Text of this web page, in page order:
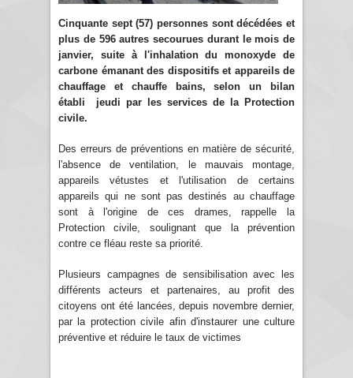
Cinquante sept (57) personnes sont décédées et
plus de 596 autres secourues durant le mois de
janvier, suite à l'inhalation du monoxyde de
carbone émanant des dispositifs et appareils de
chauffage et chauffe bains, selon un bilan
établi jeudi par les services de la Protection
civile.
Des erreurs de préventions en matière de sécurité,
l'absence de ventilation, le mauvais montage,
appareils vétustes et l'utilisation de certains
appareils qui ne sont pas destinés au chauffage
sont à l'origine de ces drames, rappelle la
Protection civile, soulignant que la prévention
contre ce fléau reste sa priorité.
Plusieurs campagnes de sensibilisation avec les
différents acteurs et partenaires, au profit des
citoyens ont été lancées, depuis novembre dernier,
par la protection civile afin d'instaurer une culture
préventive et réduire le taux de victimes